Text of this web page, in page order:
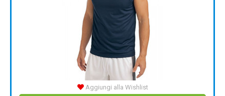
Aggiungi alla Wishlist